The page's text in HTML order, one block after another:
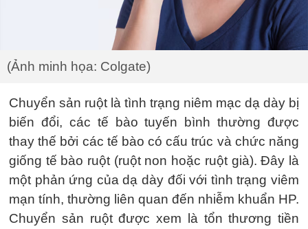
(Ảnh minh họa: Colgate)
Chuyển sản ruột là tình trạng niêm mạc dạ dày bị
biến đổi, các tế bào tuyến bình thường được
thay thế bởi các tế bào có cấu trúc và chức năng
giống tế bào ruột (ruột non hoặc ruột già). Đây là
một phản ứng của dạ dày đối với tình trạng viêm
mạn tính, thường liên quan đến nhiễm khuẩn HP.
Chuyển sản ruột được xem là tổn thương tiền